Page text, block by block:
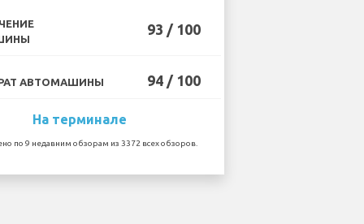
93 / 100
АВТОМАШИНЫ 94 / 100
На терминале
по 9 недавним обзорам из 3372 всех обзоров.